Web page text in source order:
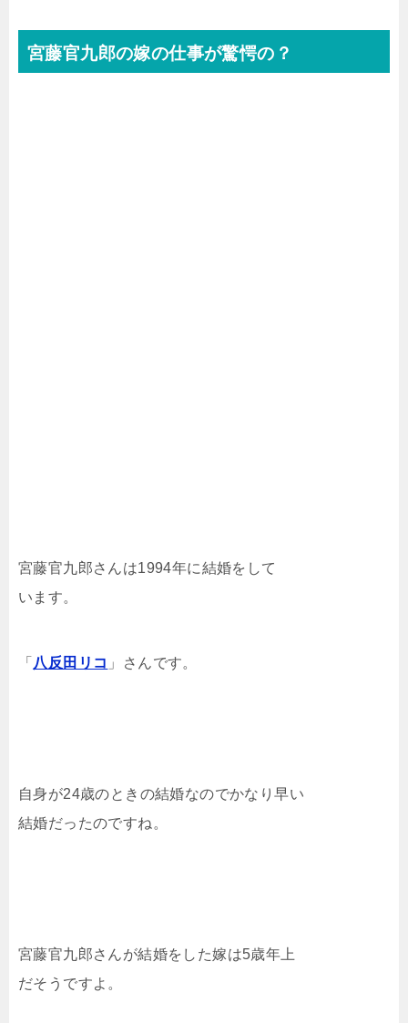
宮藤官九郎の嫁の仕事が驚愕の？
宮藤官九郎さんは1994年に結婚をして
います。
「 八反田リコ 」さんです。
自身が24歳のときの結婚なのでかなり早い
結婚だったのですね。
宮藤官九郎さんが結婚をした嫁は5歳年上
だそうですよ。